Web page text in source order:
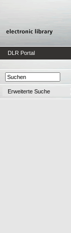
DLR Portal
Erweiterte Suche